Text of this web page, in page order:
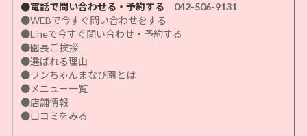
●電話で問い合わせる・予約する 042-506-9131
●WEBで今すぐ問い合わせをする
●Lineで今すぐ問い合わせ・予約する
●園長ご挨拶
●選ばれる理由
●ワンちゃんまなび園とは
●メニュー一覧
●店舗情報
●口コミをみる